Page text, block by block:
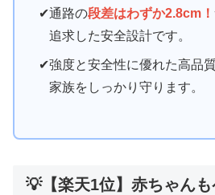
通路の段差はわずか2.8cm！
追求した安全設計です。
強度と安全性に優れた高品
家族をしっかり守ります。
💡【楽天1位】赤ちゃんも